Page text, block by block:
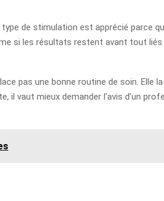
de stimulation est apprécié parce
si les résultats restent avant tout
pas une bonne routine de soin. Elle
vaut mieux demander l’avis d’un